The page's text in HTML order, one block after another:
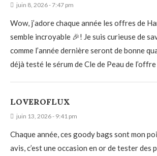
juin 8, 2026 - 7:47 pm
Wow, j’adore chaque année les offres de
semble incroyable 🎉! Je suis curieuse de
comme l’année dernière seront de bonne
déjà testé le sérum de Cle de Peau de l’offre
LOVEROFLUX
juin 13, 2026 - 9:41 pm
Chaque année, ces goody bags sont mon
avis, c’est une occasion en or de tester des